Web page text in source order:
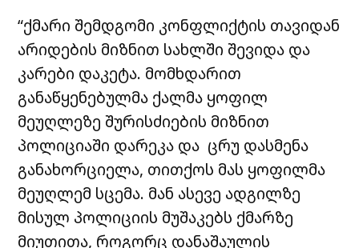
“ქმარი შემდგომი კონფლიქტის თავიდან
არიდების მიზნით სახლში შევიდა და
კარები დაკეტა. მომხდარით
განაწყენებულმა ქალმა ყოფილ
მეუღლეზე შურისძიების მიზნით
პოლიციაში დარეკა და ცრუ დასმენა
განახორციელა, თითქოს მას ყოფილმა
მეუღლემ სცემა. მან ასევე ადგილზე
მისულ პოლიციის მუშაკებს ქმარზე
მიუთითა, როგორც დანაშაულის